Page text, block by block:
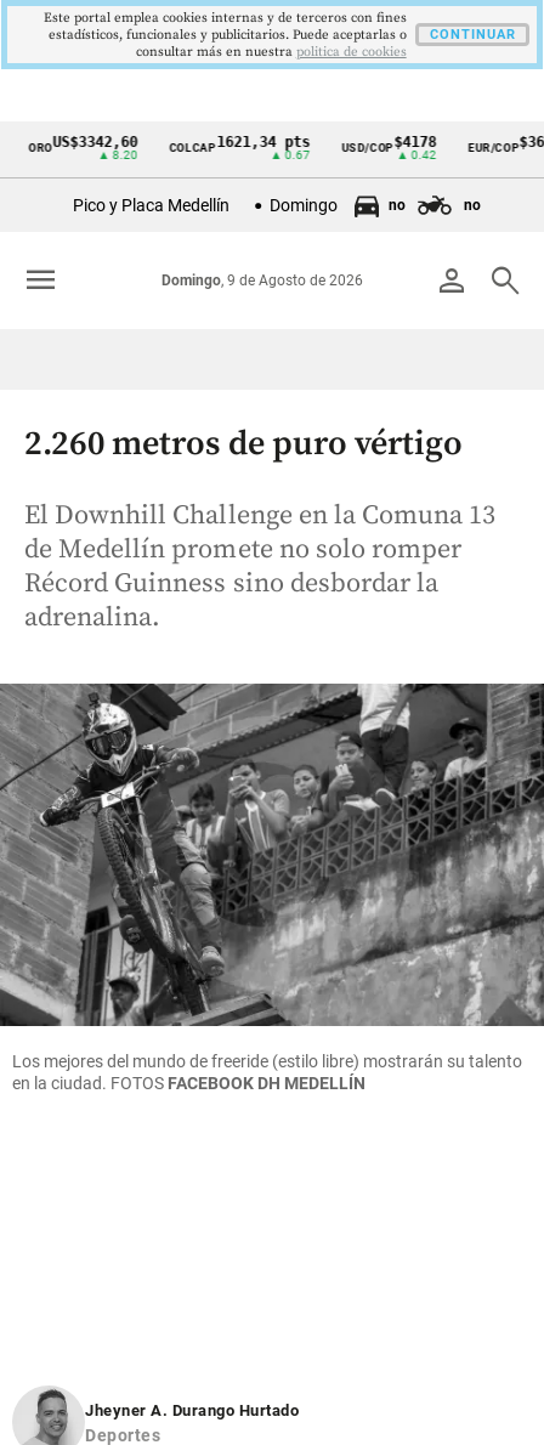
Cintillo
Colombia
OROUS$3342,60
▲ 8.20
COLCAP1621,34 pts
▲ 0.67
USD/COP$4178
▲ 0.42
EUR/COP$3648
Pico y Placa Medellín Domingo no no
person search
Domingo, 9 de Agosto de 2026
menu
2.260 metros de puro vértigo
El Downhill Challenge en la Comuna 13
de Medellín promete no solo romper
Récord Guinness sino desbordar la
adrenalina.
Los mejores del mundo de freeride (estilo libre) mostrarán su talento
en la ciudad. FOTOS FACEBOOK DH MEDELLÍN
Jheyner A. Durango Hurtado
Deportes
Este portal emplea cookies internas y de terceros con fines
estadísticos, funcionales y publicitarios. Puede aceptarlas o
consultar más en nuestra politica de cookies
CONTINUAR